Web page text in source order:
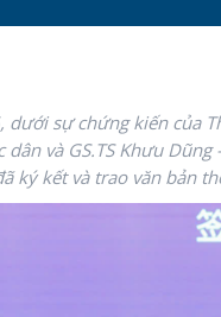
sự chứng kiến của
dân và GS.TS Khưu
ký kết và trao văn bản